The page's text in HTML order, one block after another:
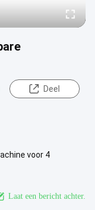
Deel
voor 4
Laat een bericht achter.